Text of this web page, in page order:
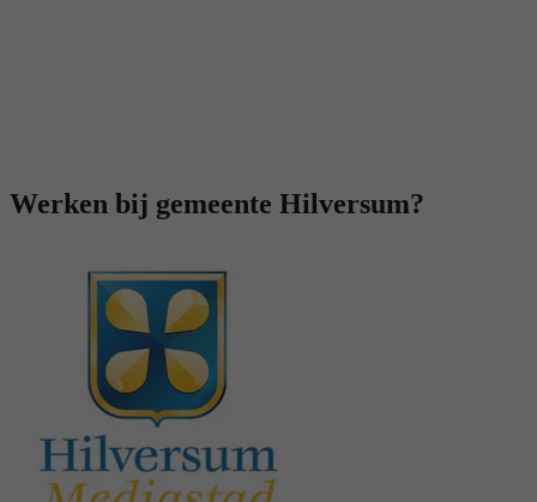
Werken bij gemeente Hilversum?